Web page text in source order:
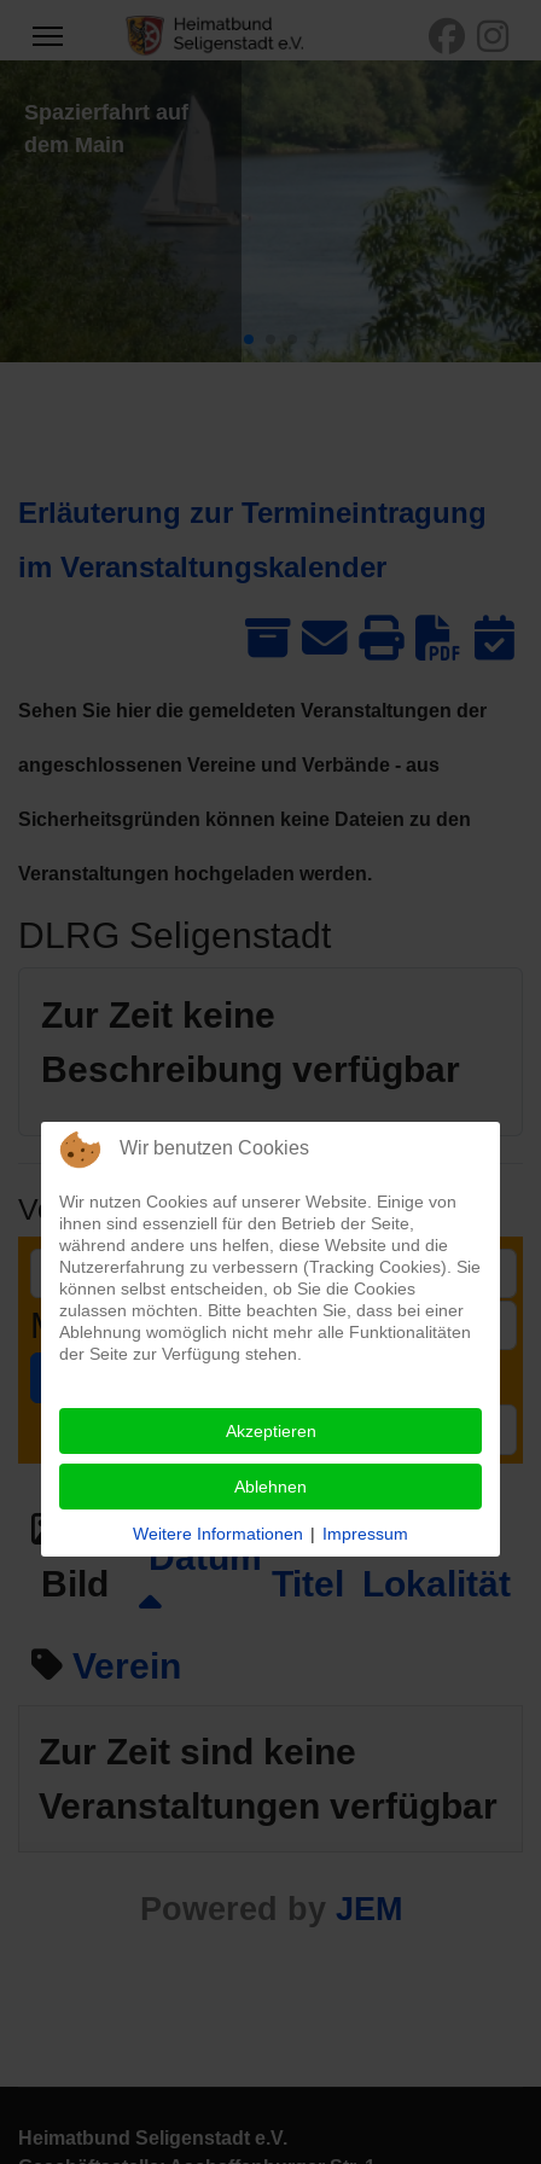
Spazierfahrt auf
dem Main
Erläuterung zur Termineintragung
im Veranstaltungskalender
Sehen Sie hier die gemeldeten Veranstaltungen der
angeschlossenen Vereine und Verbände - aus
Sicherheitsgründen können keine Dateien zu den
Veranstaltungen hochgeladen werden.
DLRG Seligenstadt
Zur Zeit keine
Beschreibung verfügbar
Veranstaltungen
Month
Bild
Datum
Titel Lokalität
Verein
Zur Zeit sind keine
Veranstaltungen verfügbar
Powered by JEM
Heimatbund Seligenstadt e.V.
Wir benutzen Cookies
Wir nutzen Cookies auf unserer Website. Einige von
ihnen sind essenziell für den Betrieb der Seite,
während andere uns helfen, diese Website und die
Nutzererfahrung zu verbessern (Tracking Cookies). Sie
können selbst entscheiden, ob Sie die Cookies
zulassen möchten. Bitte beachten Sie, dass bei einer
Ablehnung womöglich nicht mehr alle Funktionalitäten
der Seite zur Verfügung stehen.
Akzeptieren
Ablehnen
Weitere Informationen | Impressum